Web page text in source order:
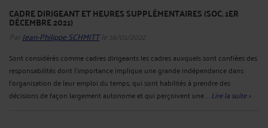
INAPTITUDE : POINT DE DÉPART DU DÉLAI DE 30 JOURS POUR LE